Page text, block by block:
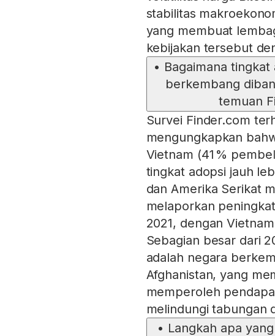
stabilitas
yang membuat
kebijakan tersebut
• Bagaimana
berkembang
temuan
Survei Finder.com
mengungkapkan
Vietnam (41 %
tingkat adopsi jauh
dan Amerika Serikat
melaporkan
2021, dengan
Sebagian besar dari
adalah negara
Afghanistan, yang
memperoleh
melindungi tabungan
• Langkah apa